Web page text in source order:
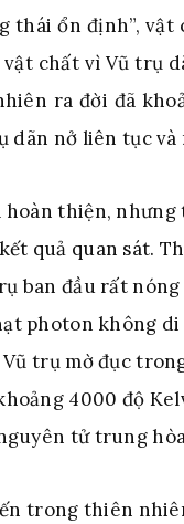
thái ổn định”,
chất vì Vũ trụ
ra đời đã
dãn nở liên tục
hoàn thiện,
quả quan sát.
ban đầu rất
photon không
trụ mờ đục
4000 độ
tử trung
trong thiên